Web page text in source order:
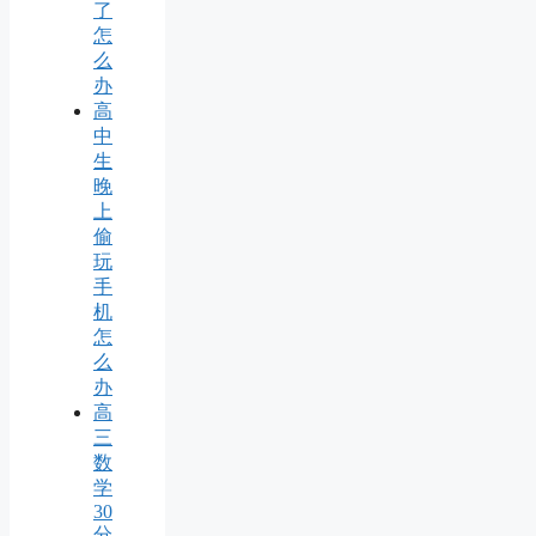
了
怎
么
办
高
中
生
晚
上
偷
玩
手
机
怎
么
办
高
三
数
学
30